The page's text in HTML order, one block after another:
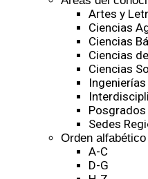
Artes y
Ciencias
Ciencias
Ciencias
Ciencias
Ingenierías
Sedes
Orden alfabético
A-C
D-G